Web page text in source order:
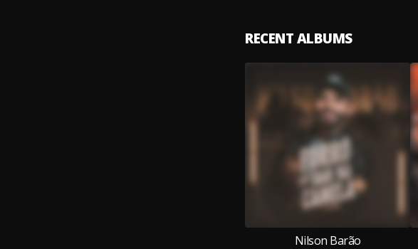
RECENT ALBUMS
Nilson Barão